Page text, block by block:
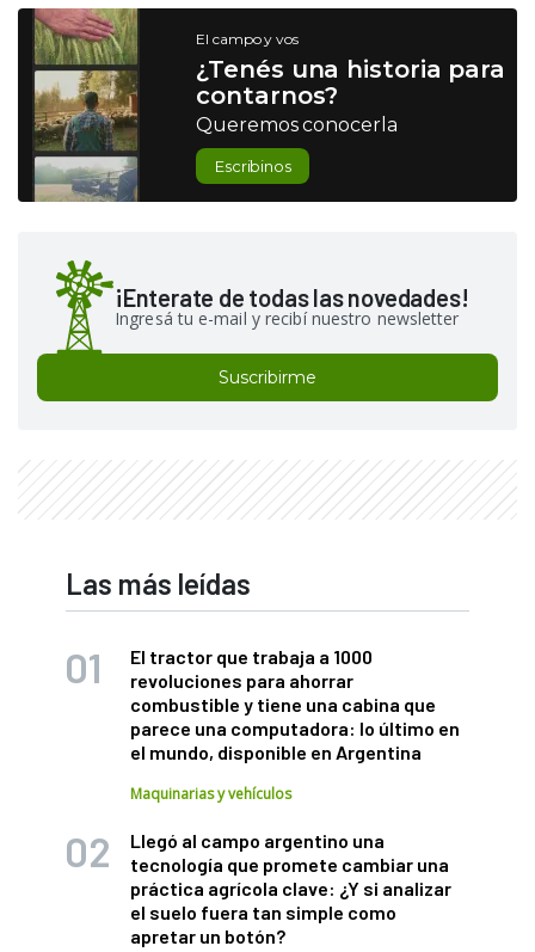
El campo y vos
¿Tenés una historia para
contarnos?
Queremos conocerla
Escribinos
¡Enterate de todas las novedades!
Ingresá tu e-mail y recibí nuestro newsletter
Suscribirme
Las más leídas
El tractor que trabaja a 1000
revoluciones para ahorrar
combustible y tiene una cabina que
parece una computadora: lo último en
el mundo, disponible en Argentina
Maquinarias y vehículos
Llegó al campo argentino una
tecnología que promete cambiar una
práctica agrícola clave: ¿Y si analizar
el suelo fuera tan simple como
apretar un botón?